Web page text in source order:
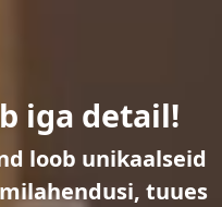
iga detail!
loob unikaalseid
tuues